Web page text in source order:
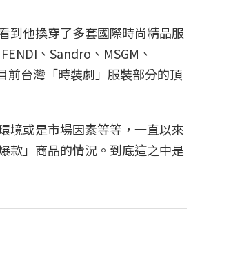
到他換穿了多套國際時尚精品服
FENDI、Sandro、MSGM、
前台灣「時裝劇」服裝部分的頂
境或是市場因素等等，一直以來
款」商品的情況。到底這之中是